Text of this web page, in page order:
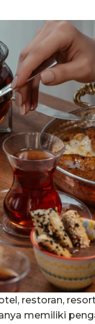
restoran,
memiliki